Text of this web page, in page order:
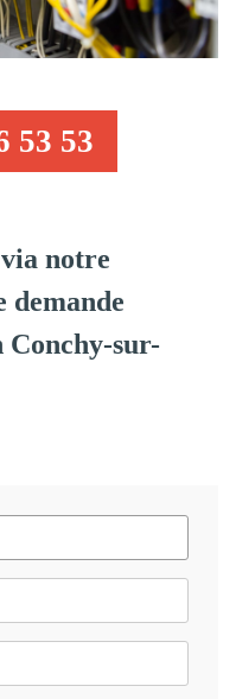
53 53
notre
sur-